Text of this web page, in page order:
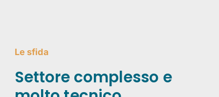
Le sfida
Settore complesso e